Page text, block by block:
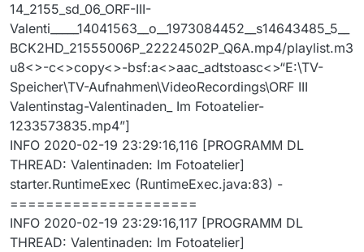
14_2155_sd_06_ORF-III-
Valenti_____14041563__o__1973084452__s14643485_5__
BCK2HD_21555006P_22224502P_Q6A.mp4/playlist.m3
u8<>-c<>copy<>-bsf:a<>aac_adtstoasc<>“E:\TV-
Speicher\TV-Aufnahmen\VideoRecordings\ORF III
Valentinstag-Valentinaden_ Im Fotoatelier-
1233573835.mp4”]
INFO 2020-02-19 23:29:16,116 [PROGRAMM DL
THREAD: Valentinaden: Im Fotoatelier]
starter.RuntimeExec (RuntimeExec.java:83) -
=====================
INFO 2020-02-19 23:29:16,117 [PROGRAMM DL
THREAD: Valentinaden: Im Fotoatelier]